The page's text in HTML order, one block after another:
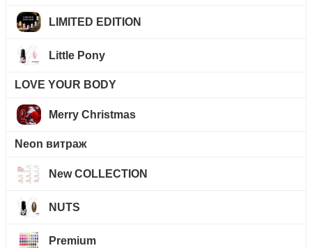
LIMITED EDITION
Little Pony
LOVE YOUR BODY
Merry Christmas
Neon витраж
New COLLECTION
NUTS
Premium